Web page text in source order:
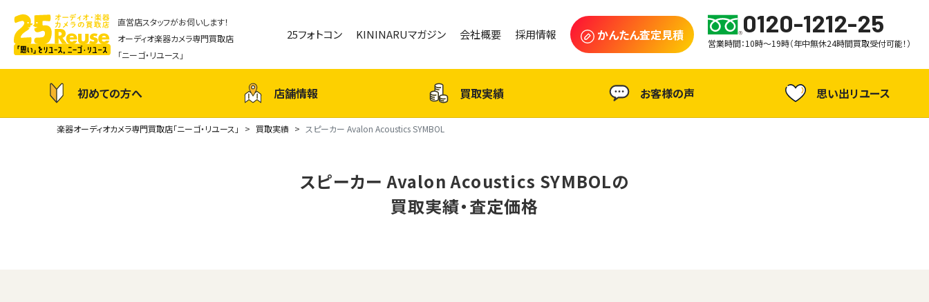
直営店スタッフがお伺いします！
オーディオ楽器カメラ専門買取店
「ニーゴ・リユース」
25フォトコン KININARUマガジン 会社概要 採用情報 かんたん査定見積 0120-1212-25
営業時間：10時～19時（年中無休24時間買取受付可能！）
初めての方へ 店舗情報 買取実績 お客様の声 思い出リユース
楽器オーディオカメラ専門買取店「ニーゴ・リユース」 買取実績 スピーカー Avalon Acoustics SYMBOL
スピーカー Avalon Acoustics SYMBOLの
買取実績・査定価格